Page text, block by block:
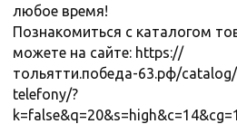
любое время!
Познакомиться с каталогом
можете на сайте: https://
тольятти.победа-63.рф/
telefony/?